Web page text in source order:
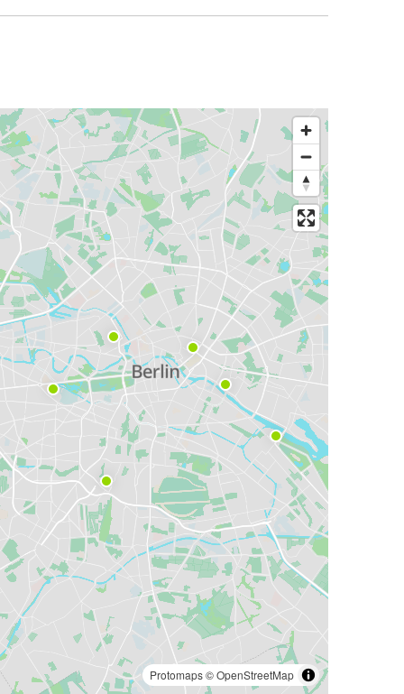
Protomaps©OpenStreetMap